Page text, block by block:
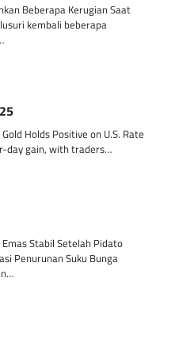
Beberapa Kerugian Saat
kembali beberapa
Holds Positive on U.S. Rate
day gain, with traders…
Stabil Setelah Pidato
Penurunan Suku Bunga